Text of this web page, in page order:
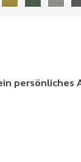
persönliches